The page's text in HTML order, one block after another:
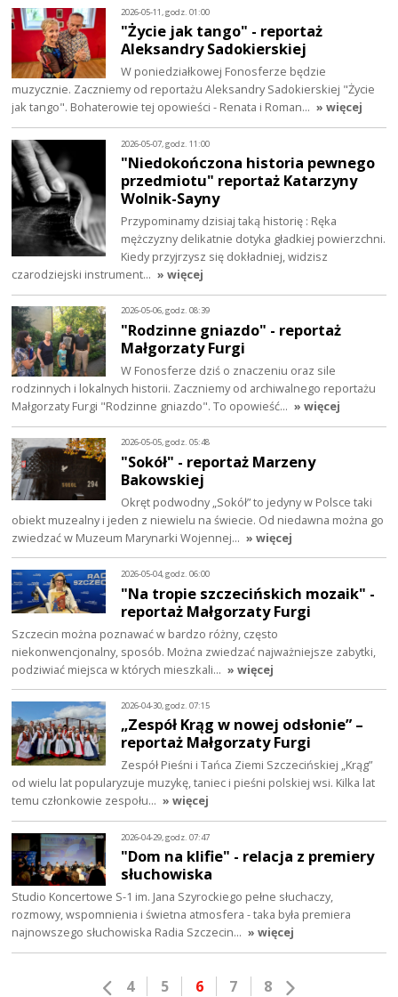
2026-05-11, godz. 01:00
"Życie jak tango" - reportaż
Aleksandry Sadokierskiej
W poniedziałkowej Fonosferze będzie
muzycznie. Zaczniemy od reportażu Aleksandry Sadokierskiej "Życie
jak tango". Bohaterowie tej opowieści - Renata i Roman… » więcej
2026-05-07, godz. 11:00
"Niedokończona historia pewnego
przedmiotu" reportaż Katarzyny
Wolnik-Sayny
Przypominamy dzisiaj taką historię : Ręka
mężczyzny delikatnie dotyka gładkiej powierzchni.
Kiedy przyjrzysz się dokładniej, widzisz
czarodziejski instrument… » więcej
2026-05-06, godz. 08:39
"Rodzinne gniazdo" - reportaż
Małgorzaty Furgi
W Fonosferze dziś o znaczeniu oraz sile
rodzinnych i lokalnych historii. Zaczniemy od archiwalnego reportażu
Małgorzaty Furgi "Rodzinne gniazdo". To opowieść… » więcej
2026-05-05, godz. 05:48
"Sokół" - reportaż Marzeny
Bakowskiej
Okręt podwodny „Sokół” to jedyny w Polsce taki
obiekt muzealny i jeden z niewielu na świecie. Od niedawna można go
zwiedzać w Muzeum Marynarki Wojennej… » więcej
2026-05-04, godz. 06:00
"Na tropie szczecińskich mozaik" -
reportaż Małgorzaty Furgi
Szczecin można poznawać w bardzo różny, często
niekonwencjonalny, sposób. Można zwiedzać najważniejsze zabytki,
podziwiać miejsca w których mieszkali… » więcej
2026-04-30, godz. 07:15
„Zespół Krąg w nowej odsłonie” –
reportaż Małgorzaty Furgi
Zespół Pieśni i Tańca Ziemi Szczecińskiej „Krąg”
od wielu lat popularyzuje muzykę, taniec i pieśni polskiej wsi. Kilka lat
temu członkowie zespołu… » więcej
2026-04-29, godz. 07:47
"Dom na klifie" - relacja z premiery
słuchowiska
Studio Koncertowe S-1 im. Jana Szyrockiego pełne słuchaczy,
rozmowy, wspomnienia i świetna atmosfera - taka była premiera
najnowszego słuchowiska Radia Szczecin… » więcej
4 5 6 7 8